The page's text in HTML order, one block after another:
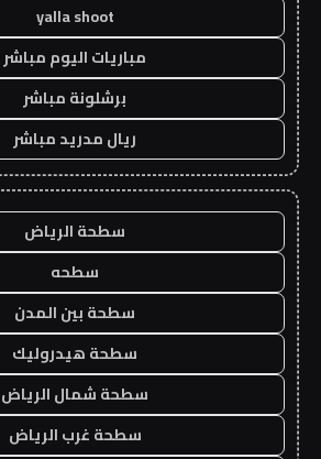
yalla shoot
مباريات اليوم مباشر
برشلونة مباشر
ريال مدريد مباشر
سطحة الرياض
سطحه
سطحة بين المدن
سطحة هيدروليك
سطحة شمال الرياض
سطحة غرب الرياض